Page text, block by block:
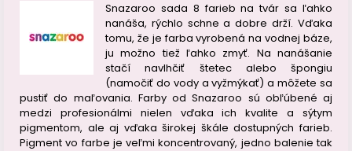
Snazaroo sada 8 farieb na tvár sa ľahko
nanáša, rýchlo schne a dobre drží. Vďaka
tomu, že je farba vyrobená na vodnej báze,
ju možno tiež ľahko zmyť. Na nanášanie
stačí navlhčiť štetec alebo špongiu
(namočiť do vody a vyžmýkať) a môžete sa
pustiť do maľovania. Farby od Snazaroo sú obľúbené aj
medzi profesionálmi nielen vďaka ich kvalite a sýtym
pigmentom, ale aj vďaka širokej škále dostupných farieb.
Pigment vo farbe je veľmi koncentrovaný, jedno balenie tak